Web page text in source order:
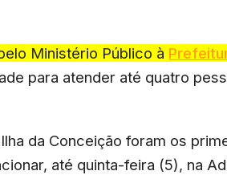
Ministério Público à
para atender até quatro
da Conceição foram os
até quinta-feira (5), na